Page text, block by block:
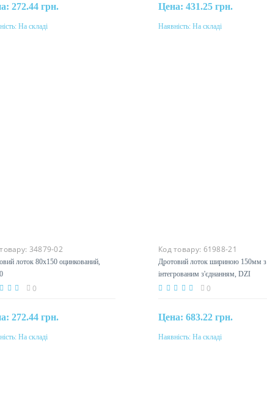
272.44 грн.
КупитиНа складі
Цена: 431.25 грн.
Купити
Наявність: На складі
34879-02
лоток 80х150 оцинкований,
0
272.44 грн.
КупитиНа складі
Код товару: 61988-21
Дротовий лоток шириною 150мм з
інтегрованим з'єднанням, DZI
110X150_BEZN0
Цена: 683.22 грн.
Купити
Наявність: На складі